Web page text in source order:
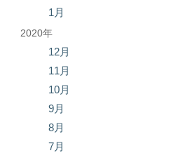
1月
2020年
12月
11月
10月
9月
8月
7月